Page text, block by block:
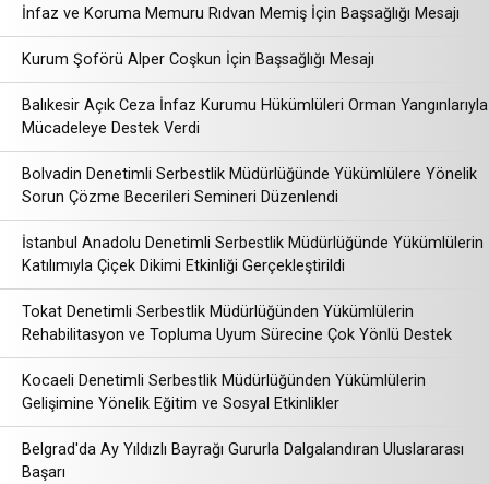
İnfaz ve Koruma Memuru Rıdvan Memiş İçin Başsağlığı Mesajı
Kurum Şoförü Alper Coşkun İçin Başsağlığı Mesajı
Balıkesir Açık Ceza İnfaz Kurumu Hükümlüleri Orman Yangınlarıyla
Mücadeleye Destek Verdi
Bolvadin Denetimli Serbestlik Müdürlüğünde Yükümlülere Yönelik
Sorun Çözme Becerileri Semineri Düzenlendi
İstanbul Anadolu Denetimli Serbestlik Müdürlüğünde Yükümlülerin
Katılımıyla Çiçek Dikimi Etkinliği Gerçekleştirildi
Tokat Denetimli Serbestlik Müdürlüğünden Yükümlülerin
Rehabilitasyon ve Topluma Uyum Sürecine Çok Yönlü Destek
Kocaeli Denetimli Serbestlik Müdürlüğünden Yükümlülerin
Gelişimine Yönelik Eğitim ve Sosyal Etkinlikler
Belgrad'da Ay Yıldızlı Bayrağı Gururla Dalgalandıran Uluslararası
Başarı